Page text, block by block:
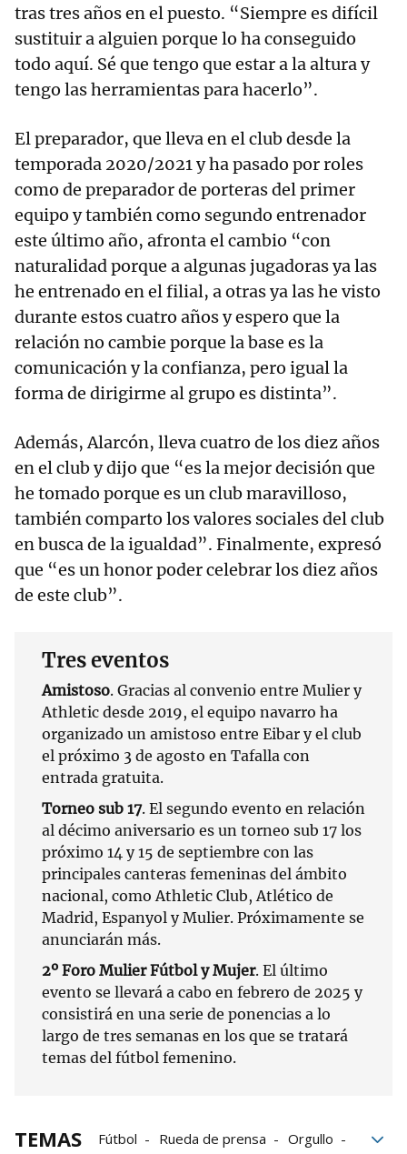
tras tres años en el puesto. “Siempre es difícil
sustituir a alguien porque lo ha conseguido
todo aquí. Sé que tengo que estar a la altura y
tengo las herramientas para hacerlo”.
El preparador, que lleva en el club desde la
temporada 2020/2021 y ha pasado por roles
como de preparador de porteras del primer
equipo y también como segundo entrenador
este último año, afronta el cambio “con
naturalidad porque a algunas jugadoras ya las
he entrenado en el filial, a otras ya las he visto
durante estos cuatro años y espero que la
relación no cambie porque la base es la
comunicación y la confianza, pero igual la
forma de dirigirme al grupo es distinta”.
Además, Alarcón, lleva cuatro de los diez años
en el club y dijo que “es la mejor decisión que
he tomado porque es un club maravilloso,
también comparto los valores sociales del club
en busca de la igualdad”. Finalmente, expresó
que “es un honor poder celebrar los diez años
de este club”.
Tres eventos
Amistoso. Gracias al convenio entre Mulier y
Athletic desde 2019, el equipo navarro ha
organizado un amistoso entre Eibar y el club
el próximo 3 de agosto en Tafalla con
entrada gratuita.
Torneo sub 17. El segundo evento en relación
al décimo aniversario es un torneo sub 17 los
próximo 14 y 15 de septiembre con las
principales canteras femeninas del ámbito
nacional, como Athletic Club, Atlético de
Madrid, Espanyol y Mulier. Próximamente se
anunciarán más.
2º Foro Mulier Fútbol y Mujer. El último
evento se llevará a cabo en febrero de 2025 y
consistirá en una serie de ponencias a lo
largo de tres semanas en los que se tratará
temas del fútbol femenino.
TEMAS Fútbol Rueda de prensa Orgullo